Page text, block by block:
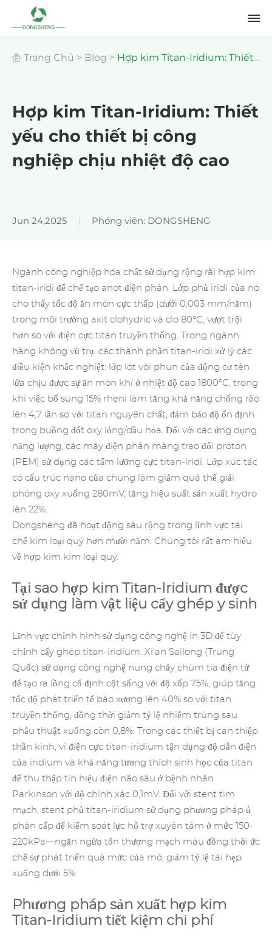
Trang Chủ > Blog > Hợp kim Titan-Iridium: Thiết
Hợp kim Titan-Iridium: Thiết
yếu cho thiết bị công
nghiệp chịu nhiệt độ cao
Jun 24,2025 Phóng viên: DONGSHENG
Ngành công nghiệp hóa chất sử dụng rộng rãi hợp kim
titan-iridi để chế tạo anot điện phân. Lớp phủ iridi của nó
cho thấy tốc độ ăn mòn cực thấp (dưới 0,003 mm/năm)
trong môi trường axit clohydric và clo 80°C, vượt trội
hơn so với điện cực titan truyền thống. Trong ngành
hàng không vũ trụ, các thành phần titan-iridi xử lý các
điều kiện khắc nghiệt: lớp lót vòi phun của động cơ tên
lửa chịu được sự ăn mòn khí ở nhiệt độ cao 1800°C, trong
khi việc bổ sung 15% rheni làm tăng khả năng chống rão
lên 4,7 lần so với titan nguyên chất, đảm bảo độ ổn định
trong buồng đốt oxy lỏng/dầu hỏa. Đối với các ứng dụng
năng lượng, các máy điện phân màng trao đổi proton
(PEM) sử dụng các tấm lưỡng cực titan-iridi. Lớp xúc tác
có cấu trúc nano của chúng làm giảm quá thế giải
phóng oxy xuống 280mV, tăng hiệu suất sản xuất hydro
lên 22%.
Dongsheng đã hoạt động sâu rộng trong lĩnh vực tái
chế kim loại quý hơn mười năm. Chúng tôi rất am hiểu
về hợp kim kim loại quý.
Tại sao hợp kim Titan-Iridium được
sử dụng làm vật liệu cấy ghép y sinh
Lĩnh vực chỉnh hình sử dụng công nghệ in 3D để tùy
chỉnh cấy ghép titan-iridium. Xi'an Sailong (Trung
Quốc) sử dụng công nghệ nung chảy chùm tia điện tử
để tạo ra lồng cố định cột sống với độ xốp 75%, giúp tăng
tốc độ phát triển tế bào xương lên 40% so với titan
truyền thống, đồng thời giảm tỷ lệ nhiễm trùng sau
phẫu thuật xuống còn 0,8%. Trong các thiết bị can thiệp
thần kinh, vi điện cực titan-iridium tận dụng độ dẫn điện
của iridium và khả năng tương thích sinh học của titan
để thu thập tín hiệu điện não sâu ở bệnh nhân
Parkinson với độ chính xác 0,1mV. Đối với stent tim
mạch, stent phủ titan-iridium sử dụng phương pháp ủ
phân cấp để kiểm soát lực hỗ trợ xuyên tâm ở mức 150-
220kPa—ngăn ngừa tổn thương mạch máu đồng thời ức
chế sự phát triển quá mức của mô, giảm tỷ lệ tái hẹp
xuống dưới 5%.
Phương pháp sản xuất hợp kim
Titan-Iridium tiết kiệm chi phí